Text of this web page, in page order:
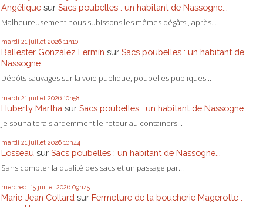
Angélique sur Sacs poubelles : un habitant de Nassogne...
Malheureusement nous subissons les mêmes dégâts , après...
mardi 21 juillet 2026 11h10
Ballester González Fermín sur Sacs poubelles : un habitant de
Nassogne...
Dépôts sauvages sur la voie publique, poubelles publiques...
mardi 21 juillet 2026 10h58
Huberty Martha sur Sacs poubelles : un habitant de Nassogne...
Je souhaiterais ardemment le retour au containers...
mardi 21 juillet 2026 10h44
Losseau sur Sacs poubelles : un habitant de Nassogne...
Sans compter la qualité des sacs et un passage par...
mercredi 15 juillet 2026 09h45
Marie-Jean Collard sur Fermeture de la boucherie Magerotte :